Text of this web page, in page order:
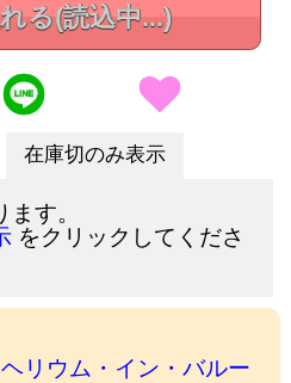
る(読込中...)
在庫切のみ表示
す。
をクリックしてくださ
リウム・イン・バルー